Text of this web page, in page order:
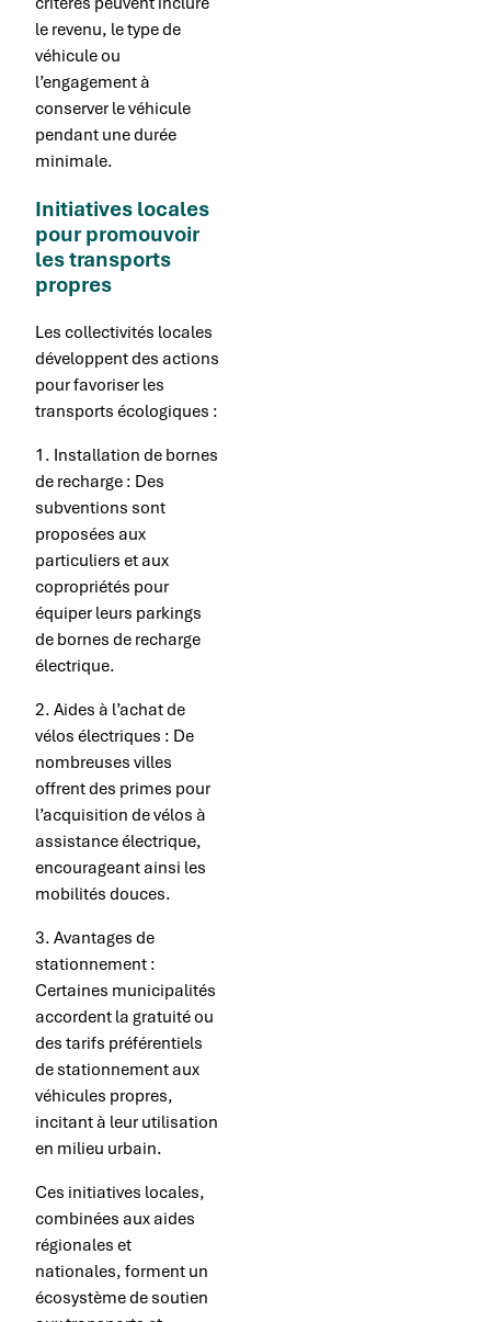
le revenu, le type de
véhicule ou
l’engagement à
conserver le véhicule
pendant une durée
minimale.
Initiatives locales
pour promouvoir
les transports
propres
Les collectivités locales
développent des actions
pour favoriser les
transports écologiques :
1. Installation de bornes
de recharge : Des
subventions sont
proposées aux
particuliers et aux
copropriétés pour
équiper leurs parkings
de bornes de recharge
électrique.
2. Aides à l’achat de
vélos électriques : De
nombreuses villes
offrent des primes pour
l’acquisition de vélos à
assistance électrique,
encourageant ainsi les
mobilités douces.
3. Avantages de
stationnement :
Certaines municipalités
accordent la gratuité ou
des tarifs préférentiels
de stationnement aux
véhicules propres,
incitant à leur utilisation
en milieu urbain.
Ces initiatives locales,
combinées aux aides
régionales et
nationales, forment un
écosystème de soutien